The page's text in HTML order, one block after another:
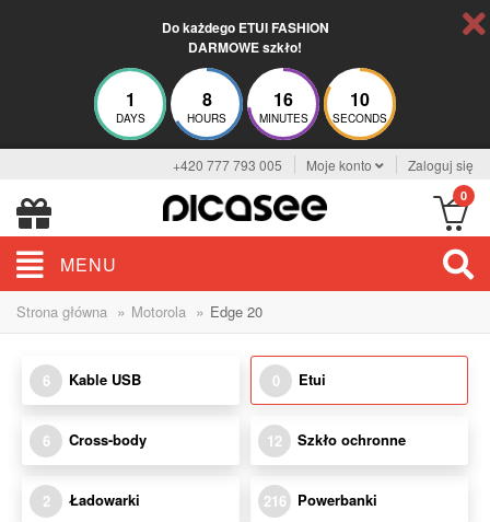
Do każdego ETUI FASHION
DARMOWE szkło!
1
DAYS
8
HOURS
16
MINUTES
10
SECONDS
+420 777 793 005 Moje konto Zaloguj się
0
MENU
Strona główna » Motorola » Edge 20
6 Kable USB 0 Etui
6 Cross-body 12 Szkło ochronne
2 Ładowarki 216 Powerbanki